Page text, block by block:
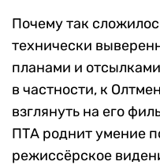
Почему так
технически
планами и
в частности, к
взглянуть на его
ПТА роднит умение
режиссёрское